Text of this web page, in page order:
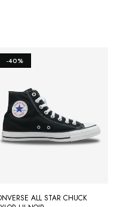
ALL STAR CHUCK
-40%